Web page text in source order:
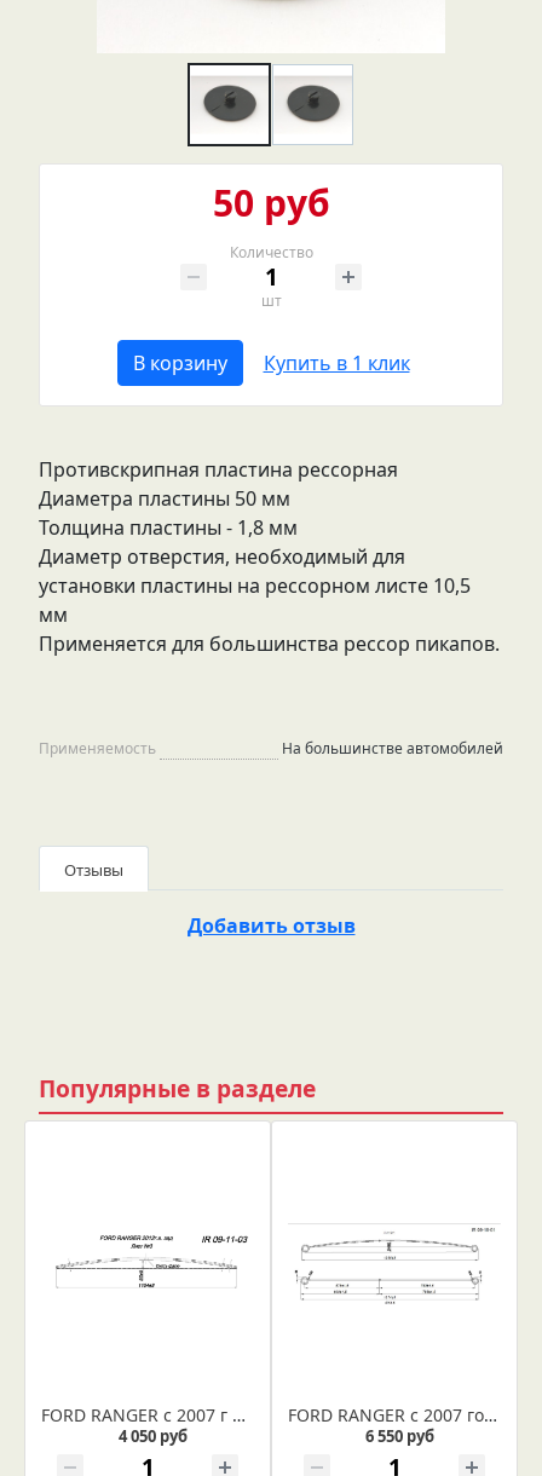
50 руб
Количество
шт
В корзину Купить в 1 клик
Противскрипная пластина рессорная
Диаметра пластины 50 мм
Толщина пластины - 1,8 мм
Диаметр отверстия, необходимый для
установки пластины на рессорном листе 10,5
мм
Применяется для большинства рессор пикапов.
Применяемость На большинстве автомобилей
Отзывы
Добавить отзыв
Популярные в разделе
FORD RANGER с 2007 г рессора задняя лист № 3 (Арт. IR 09-11-03)
4 050 руб
FORD RANGER с 2007 года рессора задняя усиленная лист № 1 (Арт. IR 09-18-01)
6 550 руб